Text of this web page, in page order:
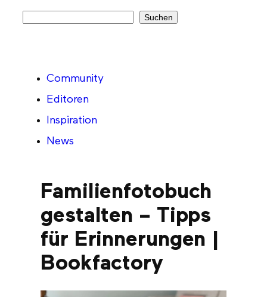
Suchen
Community
Editoren
Inspiration
News
Familienfotobuch
gestalten – Tipps
für Erinnerungen |
Bookfactory